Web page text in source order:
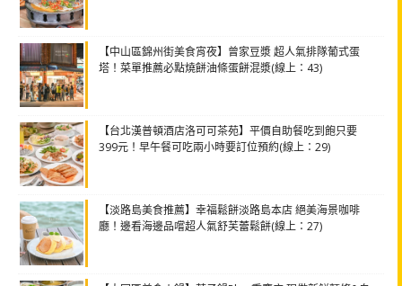
【中山區錦州街美食宵夜】曾家豆漿 超人氣排隊葡式蛋
塔！菜單推薦必點燒餅油條蛋餅混漿(線上：43)
【台北漢普頓酒店洛可可茶苑】平價自助餐吃到飽只要
399元！早午餐可吃兩小時要訂位預約(線上：29)
【淡路島美食推薦】幸福鬆餅淡路島本店 絕美海景咖啡
廳！邊看海邊品嚐超人氣舒芙蕾鬆餅(線上：27)